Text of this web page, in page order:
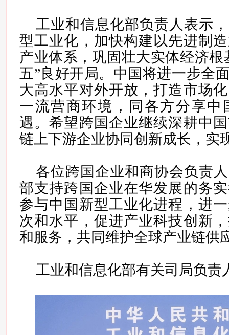
工业和信息化部负责人表示
型工业化，加快构建以先进制
产业体系，巩固壮大实体经济根
五”良好开局。中国将进一步全
大高水平对外开放，打造市场
一流营商环境，同各方分享中
遇。希望跨国企业继续深耕中
链上下游企业协同创新成长，实
各位跨国企业和商协会负责
部支持跨国企业在华发展的务
参与中国新型工业化进程，进
次和水平，促进产业科技创新
和服务，共同维护全球产业链供
工业和信息化部有关司局负责